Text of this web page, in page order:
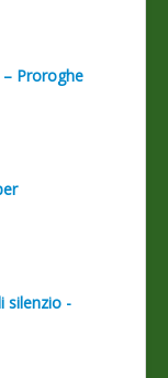
Proroghe
silenzio -